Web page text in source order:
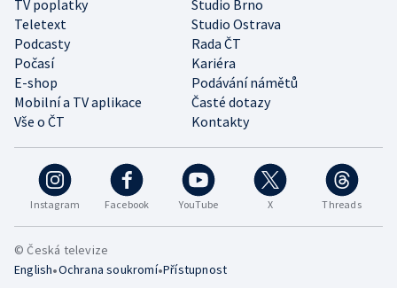
Instagram Facebook YouTube X Threads
TV poplatky
Studio Brno
Teletext
Studio Ostrava
Podcasty
Rada ČT
Počasí
Kariéra
E-shop
Podávání námětů
Mobilní a TV aplikace
Časté dotazy
Vše o ČT
Kontakty
© Česká televize
English•Ochrana soukromí•Přístupnost